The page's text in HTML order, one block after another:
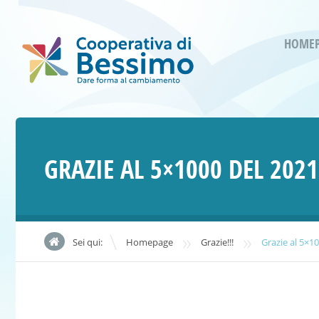
GRAZIE AL 5×1000 DEL
Sei qui: Homepage » Grazie!!! » Grazie al